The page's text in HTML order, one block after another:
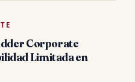
Corporate
Limitada en